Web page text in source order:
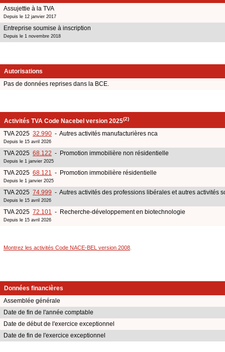
Assujettie à la TVA
Depuis le 12 janvier 2017
Entreprise soumise à inscription
Depuis le 1 novembre 2018
Autorisations
Pas de données reprises dans la BCE.
Activités TVA Code Nacebel version 2025(2)
TVA 2025 32.990 - Autres activités manufacturières nca
Depuis le 15 avril 2026
TVA 2025 68.122 - Promotion immobilière non résidentielle
Depuis le 1 janvier 2025
TVA 2025 68.121 - Promotion immobilière résidentielle
Depuis le 1 janvier 2025
TVA 2025 74.999 - Autres activités des professions libérales et autres activités
Depuis le 15 avril 2026
TVA 2025 72.101 - Recherche-développement en biotechnologie
Depuis le 15 avril 2026
Montrez les activités Code NACE-BEL version 2008
Données financières
Assemblée générale
Date de fin de l'année comptable
Date de début de l'exercice exceptionnel
Date de fin de l'exercice exceptionnel